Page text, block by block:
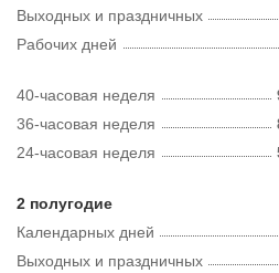
Рабочих дней
Выходных и праздничных
40-часовая неделя
36-часовая неделя
24-часовая неделя
2 полугодие
Календарных дней
Выходных и праздничных